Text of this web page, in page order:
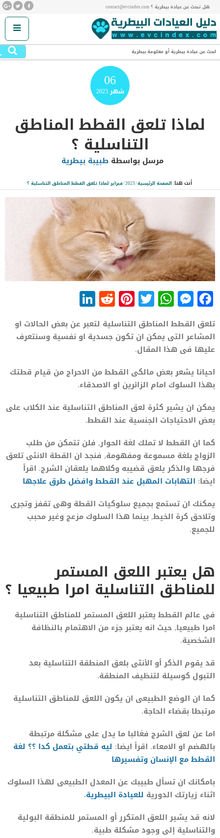
هل تبحث عن عيادة بيطرية ؟ contact@evcindex.com
ابحث عن عيادة بيطرية أو معلومة بيطرية
06
شهر2023
لماذا تلعق القطط المناطق
التناسلية ؟
مرسل بواسطة طبيبة بيطرية
أنت هنا:الصفحة الرئيسية/
2023
/فبراير/لماذا تلعق القطط المناطق التناسلية ؟
Facebook
Messenger
WhatsApp
Twitter
Pinterest
Reddit
تلعق القطط المناطق التناسلية لتعبر عن بعض الحالات او
المشاعر التى يمكن ان تكون جسدية او نفسية وسنتعرف
عليها فى هذا المقال.
احيانا يشعر بعض مالكى القطط من الاحراج من قيام قطتك
بهذا السلوك امام الزائرين او الاصدقاء.
يمكن ان يشير كثرة لعق المناطق التناسلية عند الكلاب على
بعض الاحتياجات الجنسية عند القطط.
كما ان القطط لا تملك لغة الحوار, فلن تتمكن من طلب
الزواج بلغة مسموعة ومفهومة, فنجد ان القطة الانثى تلعق
فرجها والذكر يلعق قضيبه وكلاهما يلعقان الشرج. اقرأ
ايضا: التهابات المهبل عند القطط وافضل طرق علاجها
يمكنك ان تستمع بجميع سلوكيات القطة وهى تقفز وتجرى
وتلاحق كرة الخيط, بينما هذا السلوك مزعج وغير محبب
للجميع.
هل يعتبر اللعق المستمر
للمناطق التناسلية امرا طبيعيا ؟
فى عالم القطط يعتبر اللعق المستمر للمناطق التناسلية
امرا طبيعيا, حيث انه يعتبر جزء من الاهتمام بالنظافة
الشخصية.
قد يقوم الذكر أو الأنثى بلعق المنطقة التناسلية بعد
التبول كوسيلة لتنظيف المنطقة.
كما ان الوضع الطبيعى ان يكون اللعق للمناطق التناسلية
مرتبطا بقضاء الحاجة.
اما عن لعق الشرج فغالبا ما يدل على مشكلة مرتبطة
بالهضم او الامعاء. اقرأ ايضا: ليه قطتي بتعمل كدا ؟؟ لغة
القطط مع الإنسان وتفسيرها
بامكانك ان تسأل طبيبك عن المعدل الطبيعى لهذا السلوك
اثناء زيارتك الدورية للعيادة البيطرية.
لانه قد يشير اللعق المتكرر أو المستمر للمنطقة البولية
والتناسلية إلى وجود مشكلة طبية.